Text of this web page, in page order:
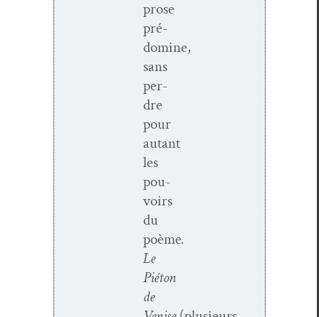
prose
pré­
domine,
sans
per­
dre
pour
autant
les
pou­
voirs
du
poème.
Le
Pié­ton
de